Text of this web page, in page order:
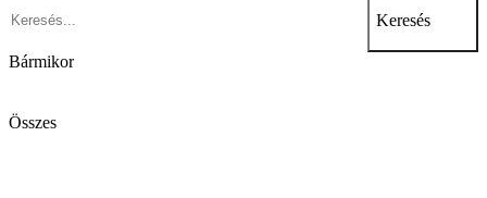
Keresés
Bármikor
Összes